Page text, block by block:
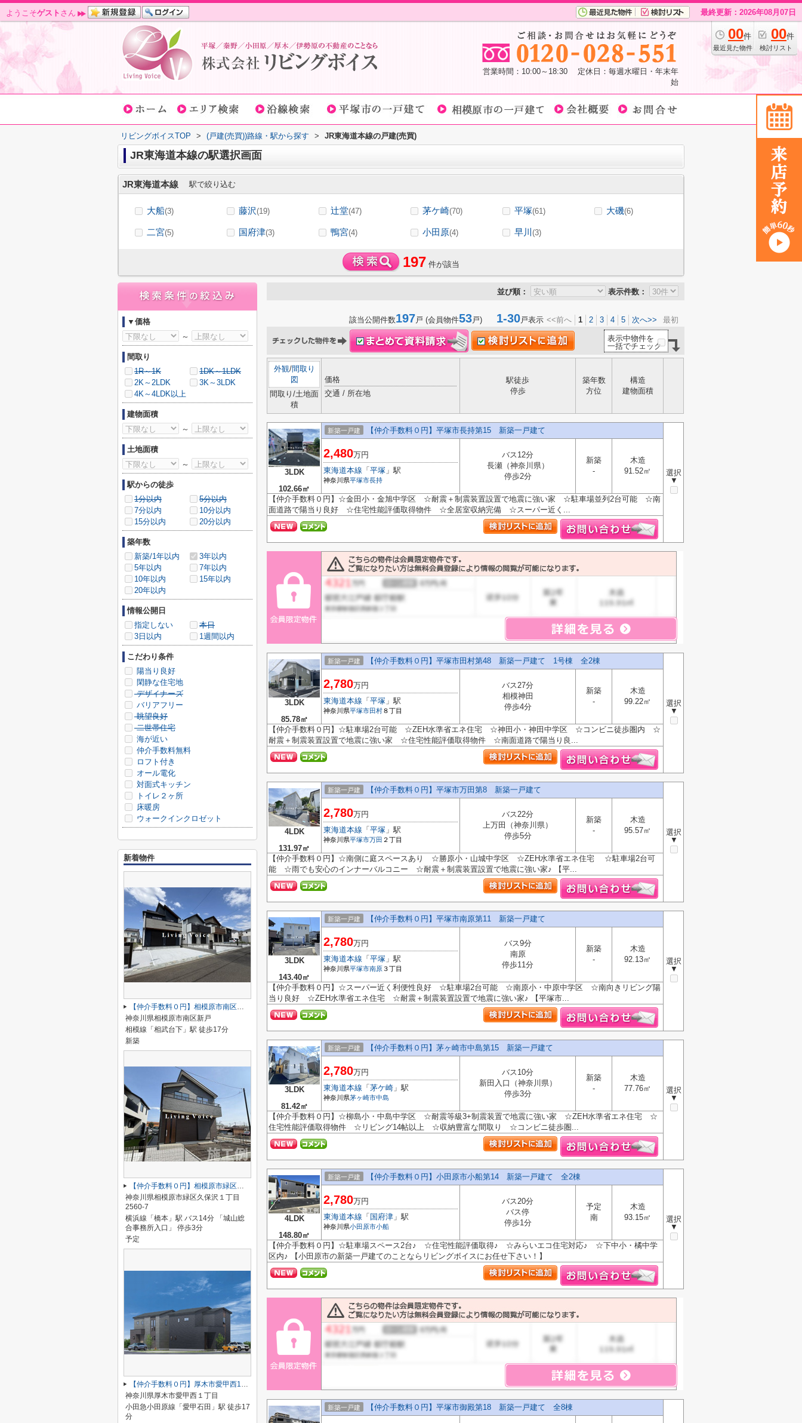
ようこそゲスト さん 最終更新：2026年08月07日
00件
最近見た物件
00件
検討リスト
営業時間：10:00～18:30 定休日：毎週水曜日・年末年
始
リビングボイスTOP > (戸建(売買))路線・駅から探す > JR東海道本線の戸建(売買)
JR東海道本線の駅選択画面
JR東海道本線 駅で絞り込む
大船(3) 藤沢(19) 辻堂(47) 茅ケ崎(70) 平塚(61) 大磯(6)
二宮(5) 国府津(3) 鴨宮(4) 小田原(4) 早川 (3)
197 件が該当
並び順： 表示件数：
該当公開件数197戸 (会員物件53戸) 1-30戸表示 <<前へ 1 2 3 4 5 次へ>> 最初
表示中物件を
一括でチェック
外観/間取り
図
間取り/土地面
積
価格
交通 / 所在地
駅徒歩
停歩
築年数
方位
構造
建物面積
3LDK
102.66㎡
新築一戸建 【仲介手数料０円】平塚市長持第15 新築一戸建て
選択
▼
2,480万円
東海道本線 「 平塚 」駅
神奈川県平塚市長持
バス12分
長瀬（神奈川県）
停歩2分
新築
-
木造
91.52㎡
【仲介手数料０円】☆金田小・金旭中学区 ☆耐震＋制震装置設置で地震に強い家 ☆駐車場並列2台可能 ☆南
面道路で陽当り良好 ☆住宅性能評価取得物件 ☆全居室収納完備 ☆スーパー近く...
3LDK
85.78㎡
新築一戸建 【仲介手数料０円】平塚市田村第48 新築一戸建て 1号棟 全2棟
選択
▼
2,780万円
東海道本線 「 平塚 」駅
神奈川県平塚市田村８丁目
バス27分
相模神田
停歩4分
新築
-
木造
99.22㎡
【仲介手数料０円】☆駐車場2台可能 ☆ZEH水準省エネ住宅 ☆神田小・神田中学区 ☆コンビニ徒歩圏内 ☆
耐震＋制震装置設置で地震に強い家 ☆住宅性能評価取得物件 ☆南面道路で陽当り良...
4LDK
131.97㎡
新築一戸建 【仲介手数料０円】平塚市万田第8 新築一戸建て
選択
▼
2,780万円
東海道本線 「 平塚 」駅
神奈川県平塚市万田 ２丁目
バス22分
上万田（神奈川県）
停歩5分
新築
-
木造
95.57㎡
【仲介手数料０円】☆南側に庭スペースあり ☆勝原小・山城中学区 ☆ZEH水準省エネ住宅 ☆駐車場2台可
能 ☆雨でも安心のインナーバルコニー ☆耐震＋制震装置設置で地震に強い家♪ 【平...
3LDK
143.40㎡
新築一戸建 【仲介手数料０円】平塚市南原第11 新築一戸建て
選択
▼
2,780万円
東海道本線 「 平塚 」駅
神奈川県平塚市南原３丁目
バス9分
南原
停歩11分
新築
-
木造
92.13㎡
【仲介手数料０円】☆スーパー近く利便性良好 ☆駐車場2台可能 ☆南原小・中原中学区 ☆南向きリビング陽
当り良好 ☆ZEH水準省エネ住宅 ☆耐震＋制震装置設置で地震に強い家♪ 【平塚市...
3LDK
81.42㎡
新築一戸建 【仲介手数料０円】茅ヶ崎市中島第15 新築一戸建て
選択
▼
2,780万円
東海道本線 「 茅ケ崎 」駅
神奈川県茅ヶ崎市中島
バス10分
新田入口（神奈川県）
停歩3分
新築
-
木造
77.76㎡
【仲介手数料０円】☆柳島小・中島中学区 ☆耐震等級3+制震装置で地震に強い家 ☆ZEH水準省エネ住宅 ☆
住宅性能評価取得物件 ☆リビング14帖以上 ☆収納豊富な間取り ☆コンビニ徒歩圏...
4LDK
148.80㎡
新築一戸建 【仲介手数料０円】小田原市小船第14 新築一戸建て 全2棟
選択
▼
2,780万円
東海道本線 「 国府津 」駅
神奈川県小田原市小船
バス20分
バス停
停歩1分
予定
南
木造
93.15㎡
【仲介手数料０円】☆駐車場スペース2台♪ ☆住宅性能評価取得♪ ☆みらいエコ住宅対応♪ ☆下中小・橘中学
区内♪ 【小田原市の新築一戸建てのことならリビングボイスにお任せ下さい！】
新築一戸建 【仲介手数料０円】平塚市御殿第18 新築一戸建て 全8棟
▼価格
～
間取り
1R～1K
1DK～1LDK
2K～2LDK
3K～3LDK
4K～4LDK以上
建物面積
～
土地面積
～
駅からの徒歩
1分以内
5分以内
7分以内
10分以内
15分以内
20分以内
築年数
新築/1年以内
3年以内
5年以内
7年以内
10年以内
15年以内
20年以内
情報公開日
指定しない
本日
3日以内
1週間以内
こだわり条件
陽当り良好
閑静な住宅地
デザイナーズ
バリアフリー
眺望良好
二世帯住宅
海が近い
仲介手数料無料
ロフト付き
オール電化
対面式キッチン
トイレ２ヶ所
床暖房
ウォークインクロゼット
新着物件
【仲介手数料０円】相模原市南区新戸 新築一戸建て 全3棟
神奈川県相模原市南区新戸
相模線「相武台下」駅 徒歩17分
新築
【仲介手数料０円】相模原市緑区久保沢1丁目 新築一戸建て 4号棟
神奈川県相模原市緑区久保沢１丁目
2560-7
横浜線「橋本」駅 バス14分 「城山総
合事務所入口」 停歩3分
予定
【仲介手数料０円】厚木市愛甲西1丁目 新築一戸建て 1号棟
神奈川県厚木市愛甲西１丁目
小田急小田原線「愛甲石田」駅 徒歩17
分